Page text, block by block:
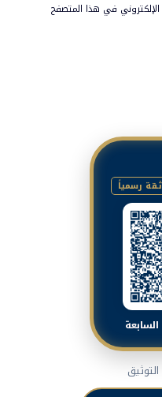
في هذا المتصفح
رسمياً